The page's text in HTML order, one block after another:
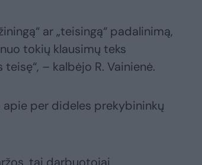
ar „teisingą“ padalinimą,
tokių klausimų teks
– kalbėjo R. Vainienė.
per dideles prekybininkų
tai darbuotojai.